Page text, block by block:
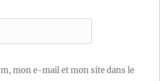
mon e-mail et mon site dans le